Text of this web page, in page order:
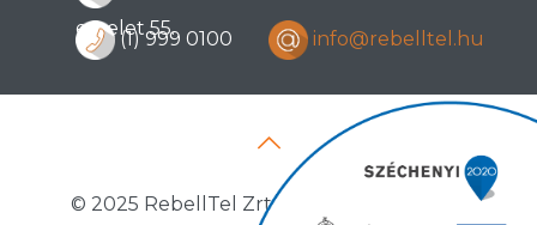
emelet 55.
(1) 999 0100 info@rebelltel.hu
© 2025 RebellTel Zrt. All Rights Reserved